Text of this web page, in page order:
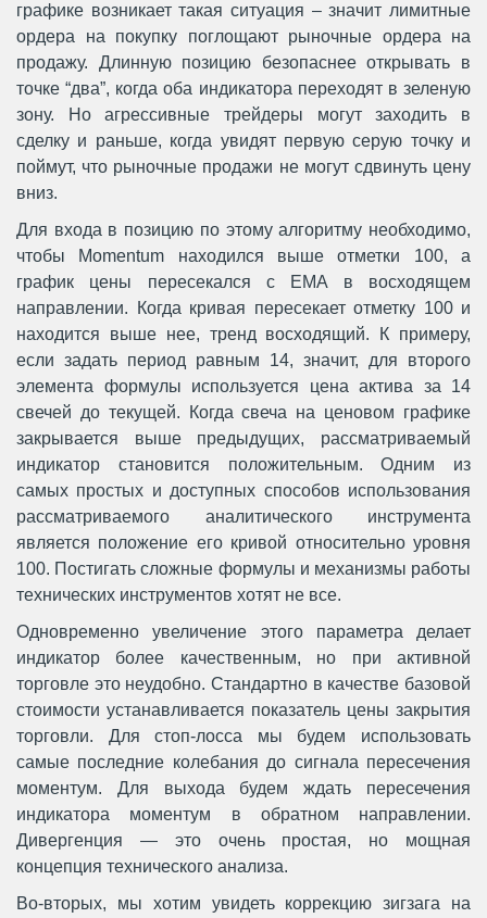
графике возникает такая ситуация – значит лимитные
ордера на покупку поглощают рыночные ордера на
продажу. Длинную позицию безопаснее открывать в
точке “два”, когда оба индикатора переходят в зеленую
зону. Но агрессивные трейдеры могут заходить в
сделку и раньше, когда увидят первую серую точку и
поймут, что рыночные продажи не могут сдвинуть цену
вниз.
Для входа в позицию по этому алгоритму необходимо,
чтобы Momentum находился выше отметки 100, а
график цены пересекался с EMA в восходящем
направлении. Когда кривая пересекает отметку 100 и
находится выше нее, тренд восходящий. К примеру,
если задать период равным 14, значит, для второго
элемента формулы используется цена актива за 14
свечей до текущей. Когда свеча на ценовом графике
закрывается выше предыдущих, рассматриваемый
индикатор становится положительным. Одним из
самых простых и доступных способов использования
рассматриваемого аналитического инструмента
является положение его кривой относительно уровня
100. Постигать сложные формулы и механизмы работы
технических инструментов хотят не все.
Одновременно увеличение этого параметра делает
индикатор более качественным, но при активной
торговле это неудобно. Стандартно в качестве базовой
стоимости устанавливается показатель цены закрытия
торговли. Для стоп-лосса мы будем использовать
самые последние колебания до сигнала пересечения
моментум. Для выхода будем ждать пересечения
индикатора моментум в обратном направлении.
Дивергенция — это очень простая, но мощная
концепция технического анализа.
Во-вторых, мы хотим увидеть коррекцию зигзага на